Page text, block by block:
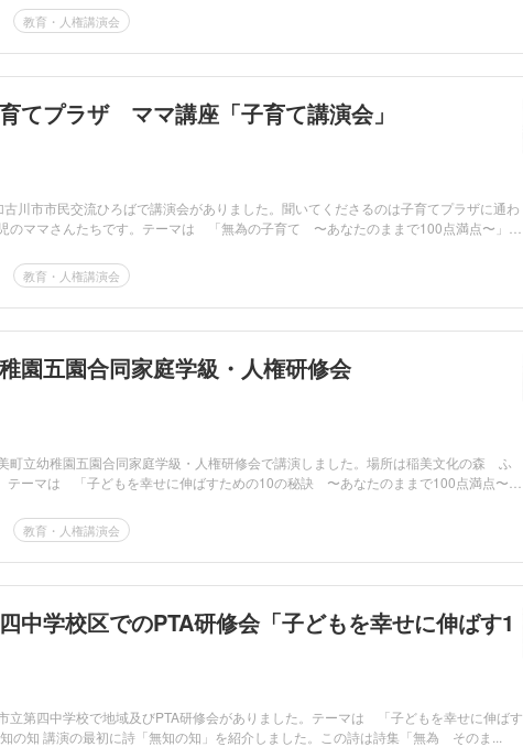
教育・人権講演会
てプラザ ママ講座「子育て講演会」
川市市民交流ひろばで講演会がありました。聞いてくださるのは子育てプラザに通わ
のママさんたちです。テーマは 「無為の子育て 〜あなたのままで100点満点〜」
教育・人権講演会
園五園合同家庭学級・人権研修会
町立幼稚園五園合同家庭学級・人権研修会で講演しました。場所は稲美文化の森 ふ
テーマは 「子どもを幸せに伸ばすための10の秘訣 〜あなたのままで100点満点〜」
教育・人権講演会
中学校区でのPTA研修会「子どもを幸せに伸ばす1
立第四中学校で地域及びPTA研修会がありました。テーマは 「子どもを幸せに伸ばす
の知 講演の最初に詩「無知の知」を紹介しました。この詩は詩集「無為 そのま...